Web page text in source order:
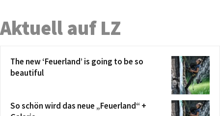
Aktuell auf LZ
The new ‘Feuerland’ is going to be so
beautiful
So schön wird das neue „Feuerland“ +